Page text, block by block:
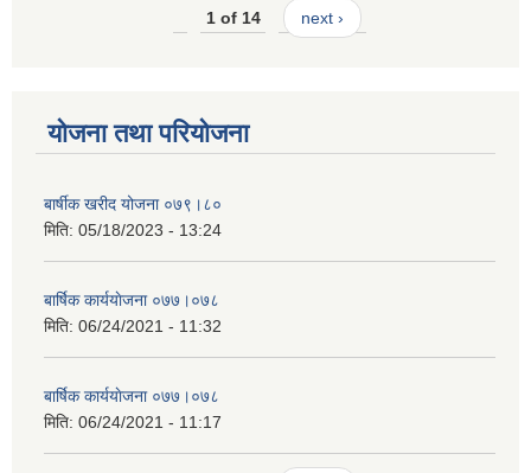
1 of 14 next ›
योजना तथा परियोजना
बार्षीक खरीद योजना ०७९।८०
मिति: 05/18/2023 - 13:24
बार्षिक कार्ययाेजना ०७७।०७८
मिति: 06/24/2021 - 11:32
बार्षिक कार्ययाेजना ०७७।०७८
मिति: 06/24/2021 - 11:17